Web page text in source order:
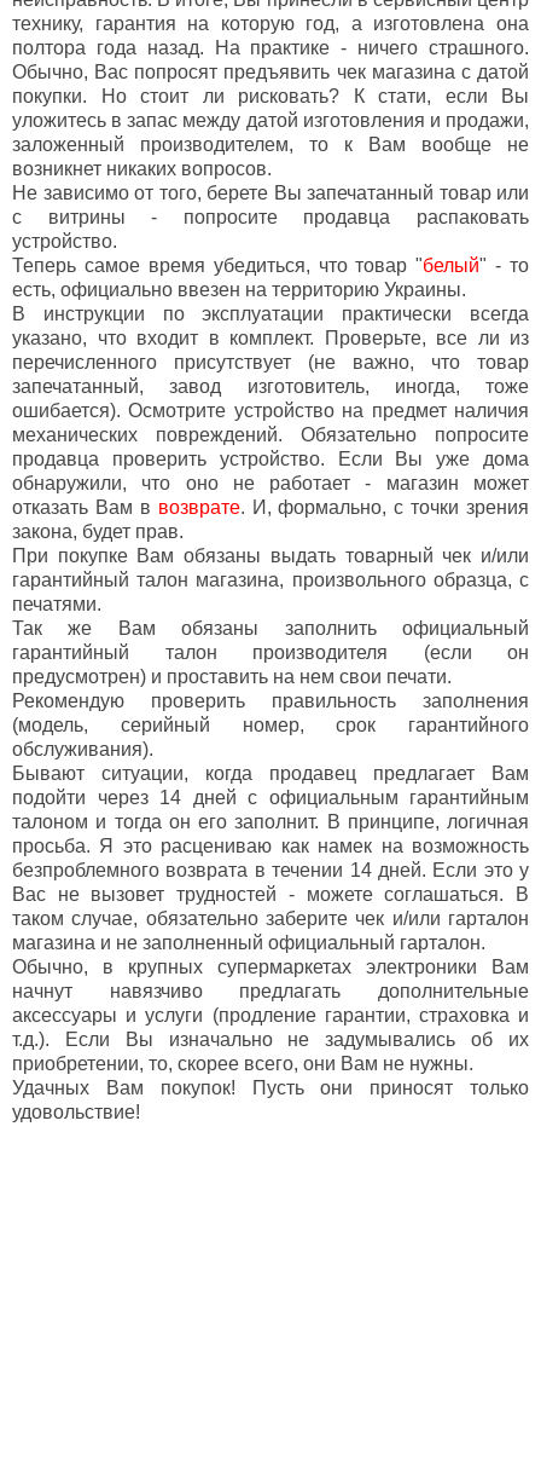
технику, гарантия на которую год, а изготовлена она
полтора года назад. На практике - ничего страшного.
Обычно, Вас попросят предъявить чек магазина с датой
покупки. Но стоит ли рисковать? К стати, если Вы
уложитесь в запас между датой изготовления и продажи,
заложенный производителем, то к Вам вообще не
возникнет никаких вопросов.
Не зависимо от того, берете Вы запечатанный товар или
с витрины - попросите продавца распаковать
устройство.
Теперь самое время убедиться, что товар "белый" - то
есть, официально ввезен на территорию Украины.
В инструкции по эксплуатации практически всегда
указано, что входит в комплект. Проверьте, все ли из
перечисленного присутствует (не важно, что товар
запечатанный, завод изготовитель, иногда, тоже
ошибается). Осмотрите устройство на предмет наличия
механических повреждений. Обязательно попросите
продавца проверить устройство. Если Вы уже дома
обнаружили, что оно не работает - магазин может
отказать Вам в возврате. И, формально, с точки зрения
закона, будет прав.
При покупке Вам обязаны выдать товарный чек и/или
гарантийный талон магазина, произвольного образца, с
печатями.
Так же Вам обязаны заполнить официальный
гарантийный талон производителя (если он
предусмотрен) и проставить на нем свои печати.
Рекомендую проверить правильность заполнения
(модель, серийный номер, срок гарантийного
обслуживания).
Бывают ситуации, когда продавец предлагает Вам
подойти через 14 дней с официальным гарантийным
талоном и тогда он его заполнит. В принципе, логичная
просьба. Я это расцениваю как намек на возможность
безпроблемного возврата в течении 14 дней. Если это у
Вас не вызовет трудностей - можете соглашаться. В
таком случае, обязательно заберите чек и/или гарталон
магазина и не заполненный официальный гарталон.
Обычно, в крупных супермаркетах электроники Вам
начнут навязчиво предлагать дополнительные
аксессуары и услуги (продление гарантии, страховка и
т.д.). Если Вы изначально не задумывались об их
приобретении, то, скорее всего, они Вам не нужны.
Удачных Вам покупок! Пусть они приносят только
удовольствие!